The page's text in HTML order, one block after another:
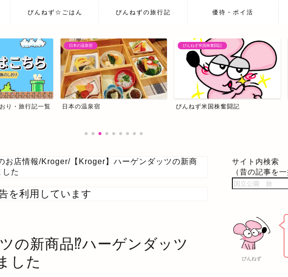
ぴんねず☆ごはん ぴんねずの旅行記 優待・ポイ活
ぴんねず米国株奮闘記
ぴんねず米国株奮闘記 我が家の主治医はChat GPT
お店情報/Kroger/ 【Kroger】ハーゲンダッツの新商
た
を利用しています
の新商品⁉ハーゲンダッツ
した
サイト内検索
（昔の記事を
ぴんねず